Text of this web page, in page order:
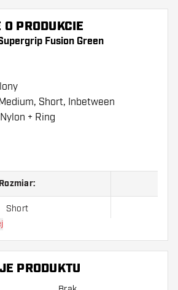
PRODUKCIE
Fusion Green
Short, Inbetween
Nylon + Ring
Rozmiar:
Short
PRODUKTU